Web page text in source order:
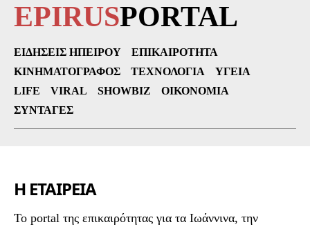
EPIRUSPORTAL
ΕΙΔΉΣΕΙΣ ΗΠΕΊΡΟΥ
ΕΠΙΚΑΙΡΌΤΗΤΑ
ΚΙΝΗΜΑΤΟΓΡΆΦΟΣ
ΤΕΧΝΟΛΟΓΊΑ
ΥΓΕΊΑ
LIFE
VIRAL SHOWBIZ
ΟΙΚΟΝΟΜΊΑ
ΣΥΝΤΑΓΈΣ
Η ΕΤΑΙΡΕΙΑ
To portal της επικαιρότητας για τα Ιωάννινα, την